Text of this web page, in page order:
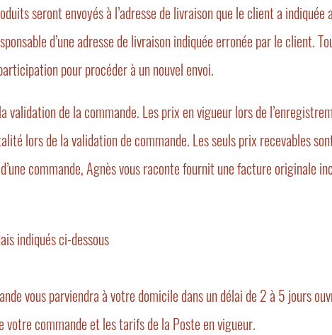
seront envoyés à l’adresse de livraison que le client a indiquée
d’une adresse de livraison indiquée erronée par le client.
pour procéder à un nouvel envoi.
de la commande. Les prix en vigueur lors de
lors de la validation de commande. Les seuls prix recevables
commande, Agnès vous raconte fournit une facture originale
indiqués ci-dessous
vous parviendra à votre domicile dans un délai de 2 à 5 jours
commande et les tarifs de la Poste en vigueur.